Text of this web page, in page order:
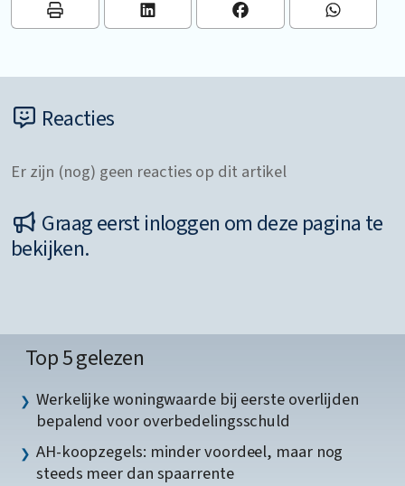
Reacties
Er zijn (nog) geen reacties op dit artikel
Graag eerst inloggen om deze pagina te
bekijken.
Top 5 gelezen
Werkelijke woningwaarde bij eerste overlijden
bepalend voor overbedelingsschuld
AH-koopzegels: minder voordeel, maar nog
steeds meer dan spaarrente